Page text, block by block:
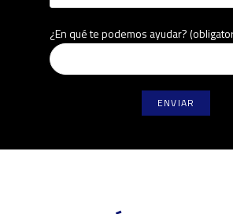
¿En qué te podemos ayudar?